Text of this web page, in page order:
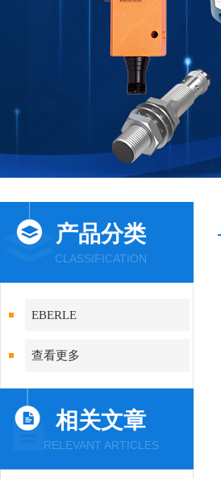
产品分类
CLASSIFICATION
EBERLE
查看更多
相关文章
RELEVANT ARTICLES